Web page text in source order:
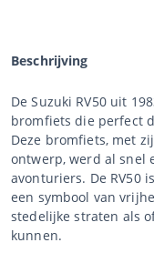
Beschrijving
De Suzuki RV50 uit
bromfiets die perfect
Deze bromfiets, met
ontwerp, werd al snel
avonturiers. De RV50
een symbool van
stedelijke straten als
kunnen.